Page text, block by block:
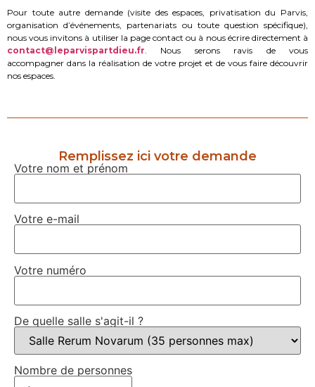
Pour toute autre demande (visite des espaces, privatisation du Parvis,
organisation d’événements, partenariats ou toute question spécifique),
nous vous invitons à utiliser la page contact ou à nous écrire directement à
contact@leparvispartdieu.fr. Nous serons ravis de vous
accompagner dans la réalisation de votre projet et de vous faire découvrir
nos espaces.
Remplissez ici votre demande
Votre nom et prénom
Votre e-mail
Votre numéro
De quelle salle s'agit-il ?
Nombre de personnes